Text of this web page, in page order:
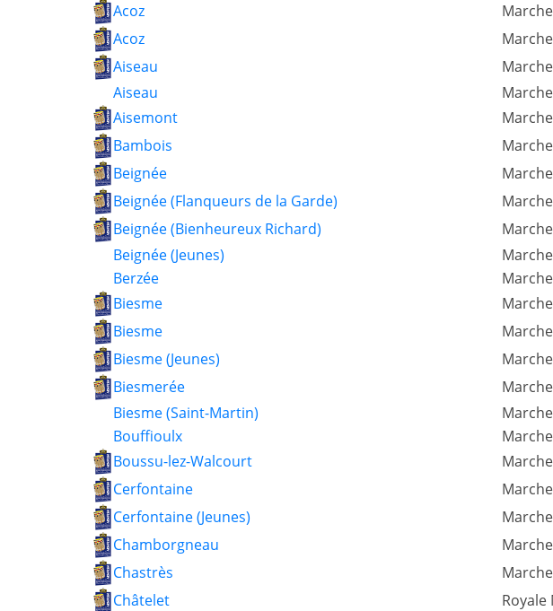
Acoz
Acoz
Aiseau
Aiseau
Aisemont
Bambois
Beignée
Beignée (Flanqueurs de la Garde)
Beignée (Bienheureux Richard)
Beignée (Jeunes)
Berzée
Biesme
Biesme
Biesme (Jeunes)
Biesmerée
Biesme (Saint-Martin)
Bouffioulx
Boussu-lez-Walcourt
Cerfontaine
Cerfontaine (Jeunes)
Chamborgneau
Chastrès
Châtelet
Royale